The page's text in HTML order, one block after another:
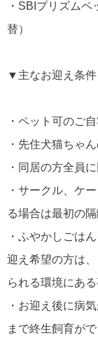
・SBIプリズム
替）
▼主なお迎え条
・ペット可のご
・先住犬猫ちゃ
・同居の方全員
・サークル、ケ
る場合は最初の
・ふやかしごは
迎え希望の方は
られる環境にある
・お迎え後に病
まで終生飼育が